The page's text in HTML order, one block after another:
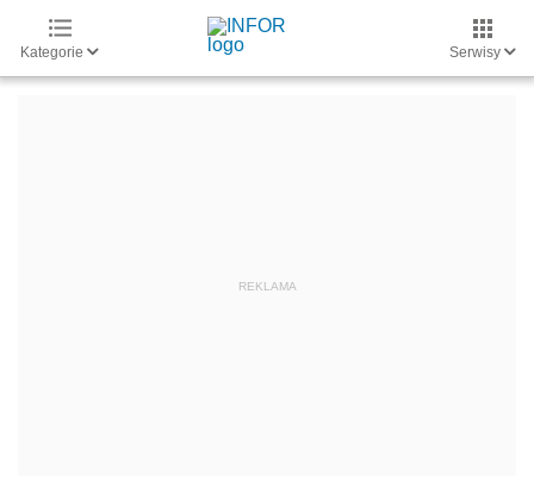
Kategorie Serwisy